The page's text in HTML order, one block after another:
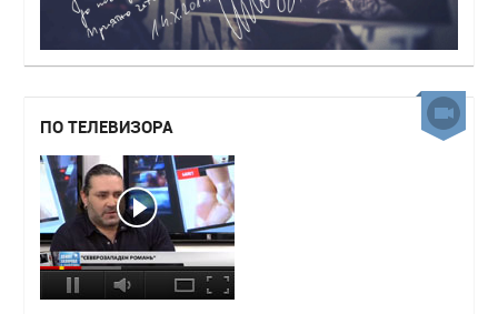
ПО ТЕЛЕВИЗОРА